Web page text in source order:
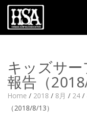
キッズサ
報告（
Home / 2018 / 8月 / 24 /
（2018/8/13）